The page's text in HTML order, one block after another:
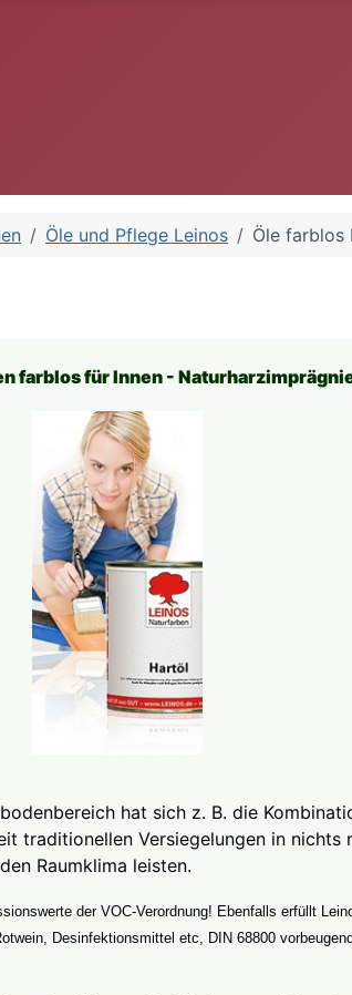
Öle und Pflege Leinos Öle farblos
farblosfür Innen -
hat sich z. B. die
traditionellen Versiegelungen in
Raumklima leisten.
der VOC-Verordnung! Ebenfalls erfüllt
Desinfektionsmittel etc, DIN 68800